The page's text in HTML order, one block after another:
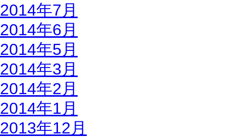
2014年7月
2014年6月
2014年5月
2014年3月
2014年2月
2014年1月
2013年12月